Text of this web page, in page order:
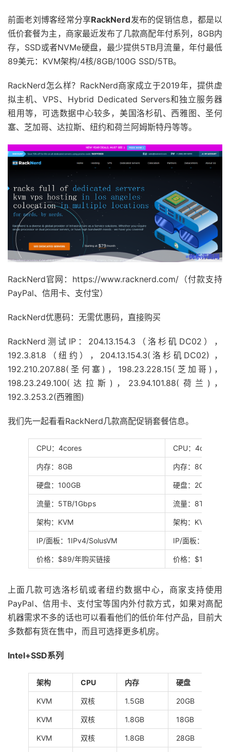
前面老刘博客经常分享RackNerd发布的促销信息，都是以
低价套餐为主，商家最近发布了几款高配年付系列，8GB内
存，SSD或者NVMe硬盘，最少提供5TB月流量，年付最低
89美元：KVM架构/4核/8GB/100G SSD/5TB。
RackNerd怎么样？RackNerd商家成立于2019年，提供虚
拟主机、VPS、Hybrid Dedicated Servers和独立服务器
租用等，可选数据中心较多，美国洛杉矶、西雅图、圣何
塞、芝加哥、达拉斯、纽约和荷兰阿姆斯特丹等等。
RackNerd官网：https://www.racknerd.com/（付款支持
PayPal、信用卡、支付宝）
RackNerd优惠码：无需优惠码，直接购买
RackNerd测试IP：204.13.154.3（洛杉矶DC02），
192.3.81.8（纽约），204.13.154.3(洛杉矶DC02) ，
192.210.207.88(圣何塞)，198.23.228.15(芝加哥)，
198.23.249.100(达拉斯)，23.94.101.88(荷兰)，
192.3.253.2(西雅图)
我们先一起看看RackNerd几款高配促销套餐信息。
CPU：4cores CPU：4cores
内存：8GB 内存：8GB
硬盘：100GB 硬盘：200GB
流量：5TB/1Gbps 流量：8TB/
架构：KVM 架构：KVM
IP/面板：1IPv4/SolusVM IP/面板：1IPv4/
价格：$89/年购买链接 价格：$135/年
上面几款可选洛杉矶或者纽约数据中心，商家支持使用
PayPal、信用卡、支付宝等国内外付款方式，如果对高配
机器需求不多的话也可以看看他们的低价年付产品，目前大
多数都有货在售中，而且可选择更多机房。
Intel+SSD系列
架构 CPU 内存 硬盘
KVM 双核 1.5GB 20GB
KVM 双核 1.8GB 18GB
KVM 双核 1.8GB 28GB